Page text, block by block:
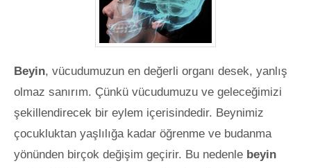
Beyin, vücudumuzun en değerli organı desek, yanlış
olmaz sanırım. Çünkü vücudumuzu ve geleceğimizi
şekillendirecek bir eylem içerisindedir. Beynimiz
çocukluktan yaşlılığa kadar öğrenme ve budanma
yönünden birçok değişim geçirir. Bu nedenle beyin